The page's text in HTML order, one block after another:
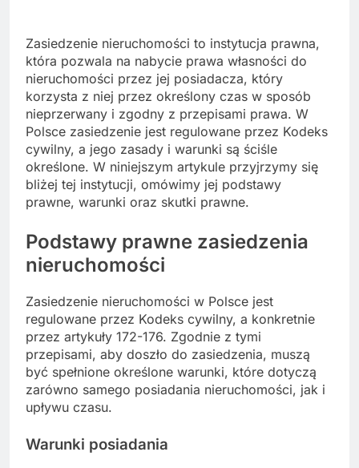
Zasiedzenie nieruchomości to instytucja prawna,
która pozwala na nabycie prawa własności do
nieruchomości przez jej posiadacza, który
korzysta z niej przez określony czas w sposób
nieprzerwany i zgodny z przepisami prawa. W
Polsce zasiedzenie jest regulowane przez Kodeks
cywilny, a jego zasady i warunki są ściśle
określone. W niniejszym artykule przyjrzymy się
bliżej tej instytucji, omówimy jej podstawy
prawne, warunki oraz skutki prawne.
Podstawy prawne zasiedzenia
nieruchomości
Zasiedzenie nieruchomości w Polsce jest
regulowane przez Kodeks cywilny, a konkretnie
przez artykuły 172-176. Zgodnie z tymi
przepisami, aby doszło do zasiedzenia, muszą
być spełnione określone warunki, które dotyczą
zarówno samego posiadania nieruchomości, jak i
upływu czasu.
Warunki posiadania